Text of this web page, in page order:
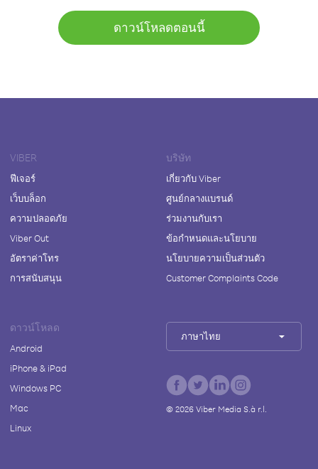
ดาวน์โหลดตอนนี้
VIBER
ฟีเจอร์
เว็บบล็อก
ความปลอดภัย
Viber Out
อัตราค่าโทร
การสนับสนุน
บริษัท
เกี่ยวกับ Viber
ศูนย์กลางแบรนด์
ร่วมงานกับเรา
ข้อกำหนดและนโยบาย
นโยบายความเป็นส่วนตัว
Customer Complaints Code
ดาวน์โหลด
Android
iPhone & iPad
Windows PC
Mac
Linux
ภาษาไทย
© 2026Viber Media S.à r.l.